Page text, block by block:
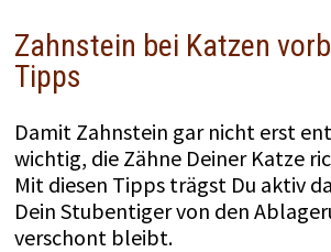
Zahnstein bei Katzen
Tipps
Damit Zahnstein gar nicht erst
wichtig, die Zähne Deiner Katze
Mit diesen Tipps trägst Du aktiv
Dein Stubentiger von den
verschont bleibt.